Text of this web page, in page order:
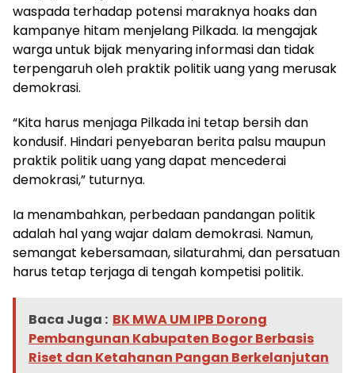
waspada terhadap potensi maraknya hoaks dan
kampanye hitam menjelang Pilkada. Ia mengajak
warga untuk bijak menyaring informasi dan tidak
terpengaruh oleh praktik politik uang yang merusak
demokrasi.
“Kita harus menjaga Pilkada ini tetap bersih dan
kondusif. Hindari penyebaran berita palsu maupun
praktik politik uang yang dapat mencederai
demokrasi,” tuturnya.
Ia menambahkan, perbedaan pandangan politik
adalah hal yang wajar dalam demokrasi. Namun,
semangat kebersamaan, silaturahmi, dan persatuan
harus tetap terjaga di tengah kompetisi politik.
Baca Juga : BK MWA UM IPB Dorong
Pembangunan Kabupaten Bogor Berbasis
Riset dan Ketahanan Pangan Berkelanjutan